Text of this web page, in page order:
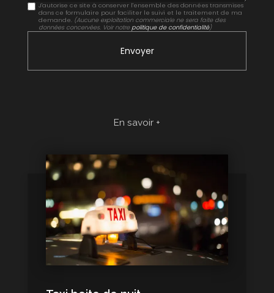
J'autorise ce site à conserver l'ensemble des données transmises
dans ce formulaire pour faciliter le suivi et le traitement de ma
demande. (Aucune exploitation commerciale ne sera faite des
données concervées. Voir notrepolitique de confidentialité)
En savoir +